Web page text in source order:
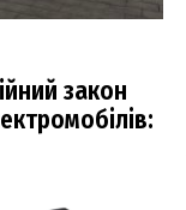
закон